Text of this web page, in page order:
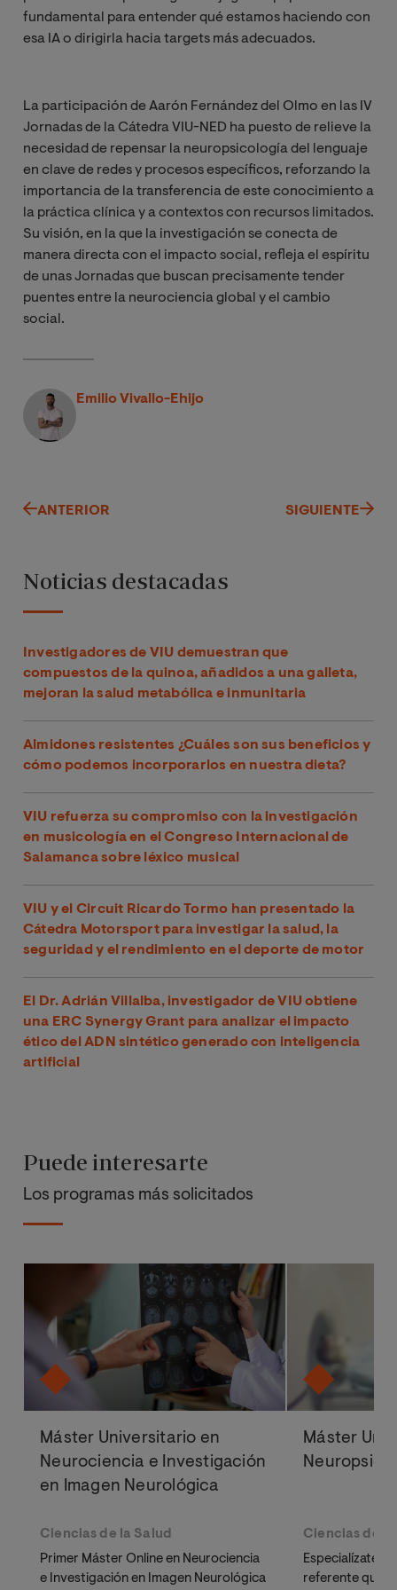
fundamental para entender qué estamos haciendo con
esa IA o dirigirla hacia targets más adecuados.
La participación de Aarón Fernández del Olmo en las IV
Jornadas de la Cátedra VIU-NED ha puesto de relieve la
necesidad de repensar la neuropsicología del lenguaje
en clave de redes y procesos específicos, reforzando la
importancia de la transferencia de este conocimiento a
la práctica clínica y a contextos con recursos limitados.
Su visión, en la que la investigación se conecta de
manera directa con el impacto social, refleja el espíritu
de unas Jornadas que buscan precisamente tender
puentes entre la neurociencia global y el cambio
social.
Emilio Vivallo-Ehijo
ANTERIOR SIGUIENTE
Noticias destacadas
Investigadores de VIU demuestran que
compuestos de la quinoa, añadidos a una galleta,
mejoran la salud metabólica e inmunitaria
Almidones resistentes ¿Cuáles son sus beneficios y
cómo podemos incorporarlos en nuestra dieta?
VIU refuerza su compromiso con la investigación
en musicología en el Congreso Internacional de
Salamanca sobre léxico musical
VIU y el Circuit Ricardo Tormo han presentado la
Cátedra Motorsport para investigar la salud, la
seguridad y el rendimiento en el deporte de motor
El Dr. Adrián Villalba, investigador de VIU obtiene
una ERC Synergy Grant para analizar el impacto
ético del ADN sintético generado con inteligencia
artificial
Puede interesarte
Los programas más solicitados
Máster Universitario en
Neurociencia e Investigación
en Imagen Neurológica
Ciencias de la Salud
Primer Máster Online en Neurociencia
e Investigación en Imagen Neurológica
Máster
Ciencias de
Especialízate
referente que